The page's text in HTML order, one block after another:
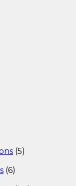
(5)
(6)